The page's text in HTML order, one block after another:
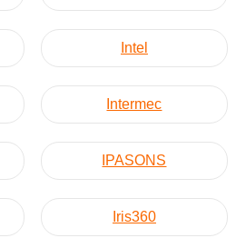
Intel
Intermec
IPASONS
Iris360